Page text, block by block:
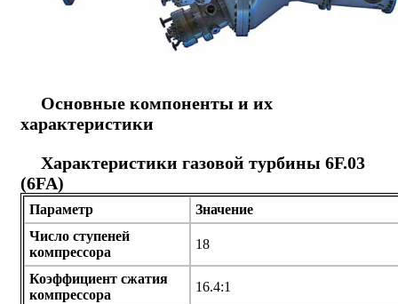
Основные компоненты и их
характеристики
Характеристики газовой турбины 6F.03
(6FA)
Параметр
Значение
Число ступеней
компрессора
18
Коэффициент сжатия
компрессора
16.4:1